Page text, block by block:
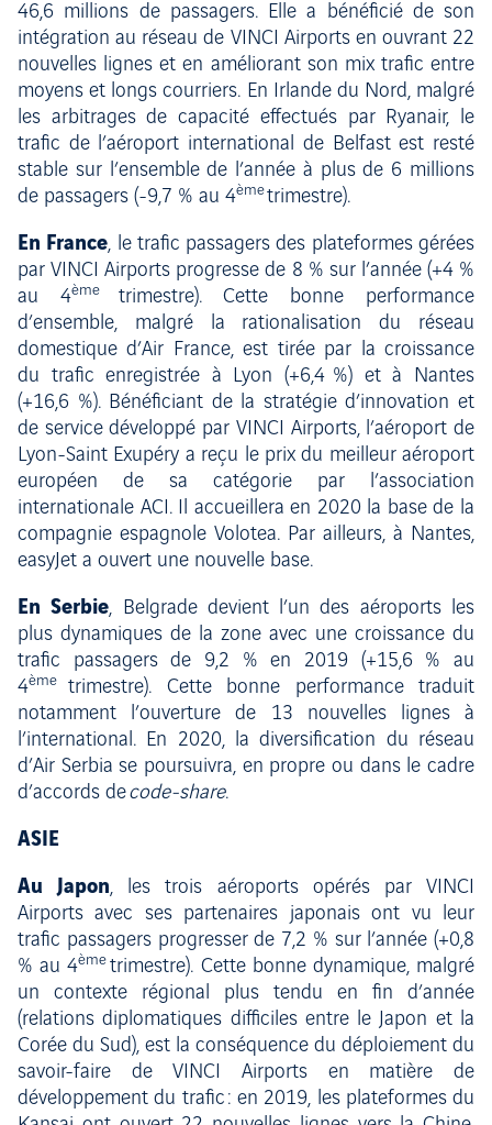
46,6 millions de passagers. Elle a bénéficié de son
intégration au réseau de VINCI Airports en ouvrant 22
nouvelles lignes et en améliorant son mix trafic entre
moyens et longs courriers. En Irlande du Nord, malgré
les arbitrages de capacité effectués par Ryanair, le
trafic de l’aéroport international de Belfast est resté
stable sur l’ensemble de l’année à plus de 6 millions
de passagers (-9,7 % au 4èmetrimestre).
En France, le trafic passagers des plateformes gérées
par VINCI Airports progresse de 8 % sur l’année (+4 %
au 4èmetrimestre). Cette bonne performance
d’ensemble, malgré la rationalisation du réseau
domestique d’Air France, est tirée par la croissance
du trafic enregistrée à Lyon (+6,4 %) et à Nantes
(+16,6 %). Bénéficiant de la stratégie d’innovation et
de service développé par VINCI Airports, l’aéroport de
Lyon-Saint Exupéry a reçu le prix du meilleur aéroport
européen de sa catégorie par l’association
internationale ACI. Il accueillera en 2020 la base de la
compagnie espagnole Volotea. Par ailleurs, à Nantes,
easyJet a ouvert une nouvelle base.
En Serbie, Belgrade devient l’un des aéroports les
plus dynamiques de la zone avec une croissance du
trafic passagers de 9,2 % en 2019 (+15,6 % au
4ème
trimestre). Cette bonne performance traduit
notamment l’ouverture de 13 nouvelles lignes à
l’international. En 2020, la diversification du réseau
d’Air Serbia se poursuivra, en propre ou dans le cadre
d’accords decode-share.
ASIE
Au Japon, les trois aéroports opérés par VINCI
Airports avec ses partenaires japonais ont vu leur
trafic passagers progresser de 7,2 % sur l’année (+0,8
% au 4ème trimestre). Cette bonne dynamique, malgré
un contexte régional plus tendu en fin d’année
(relations diplomatiques difficiles entre le Japon et la
Corée du Sud), est la conséquence du déploiement du
savoir-faire de VINCI Airports en matière de
développement du trafic : en 2019, les plateformes du